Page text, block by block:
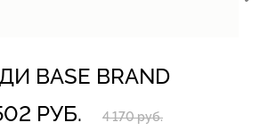
BASE BRAND
РУБ.
4 170 руб.